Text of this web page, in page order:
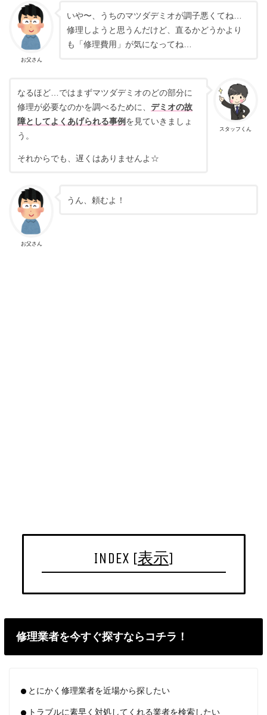
お父さん
いや〜、うちのマツダデミオが調子悪くてね…
修理しようと思うんだけど、直るかどうかより
も「修理費用」が気になってね…
スタッフくん
なるほど…ではまずマツダデミオのどの部分に
修理が必要なのかを調べるために、 デミオの故
障としてよくあげられる事例を見ていきましょ
う。
それからでも、遅くはありませんよ☆
お父さん
うん、頼むよ！
INDEX [表示]
修理業者を今すぐ探すならコチラ！
とにかく修理業者を近場から探したい
トラブルに素早く対処してくれる業者を検索したい